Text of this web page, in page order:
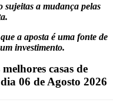
sujeitas a mudança pelas
a aposta é uma fonte de
investimento.
casas de
06 de Agosto 2026